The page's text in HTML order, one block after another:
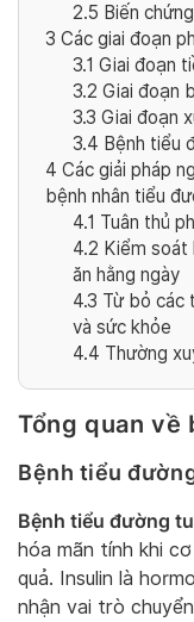
2.5 Biến
3 Các giai đoạn
3.1 Giai đoạn
3.2 Giai đoạn
3.3 Giai đoạn
3.4 Bệnh tiểu
4 Các giải pháp
bệnh nhân tiểu
4.1 Tuân thủ
4.2 Kiểm
ăn hằng ngày
4.3 Từ bỏ các
và sức khỏe
4.4 Thường
Tổng quan
Bệnh tiểu
Bệnh tiểu đường
hóa mãn tính khi
quả. Insulin là
nhận vai trò